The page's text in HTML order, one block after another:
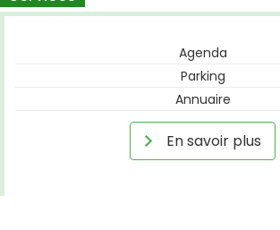
Agenda
Parking
Annuaire
En savoir plus